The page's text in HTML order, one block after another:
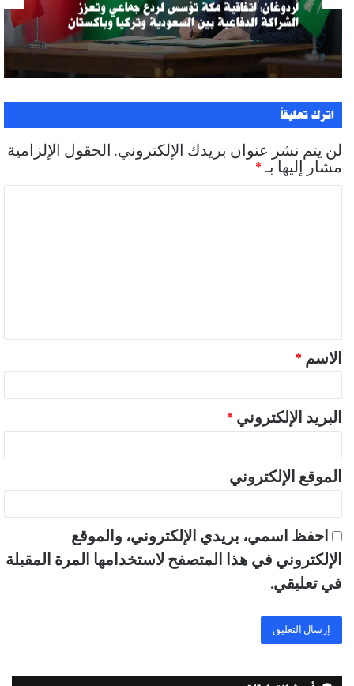
أردوغان: اتفاقية مكة تؤسس لردع جماعي وتعزز
الشراكة الدفاعية بين السعودية وتركيا وباكستان
اترك تعليقاً
لن يتم نشر عنوان بريدك الإلكتروني. الحقول الإلزامية
مشار إليها بـ*
ق
*
الاسم *
البريد الإلكتروني *
الموقع الإلكتروني
احفظ اسمي، بريدي الإلكتروني، والموقع
الإلكتروني في هذا المتصفح لاستخدامها المرة المقبلة
في تعليقي.